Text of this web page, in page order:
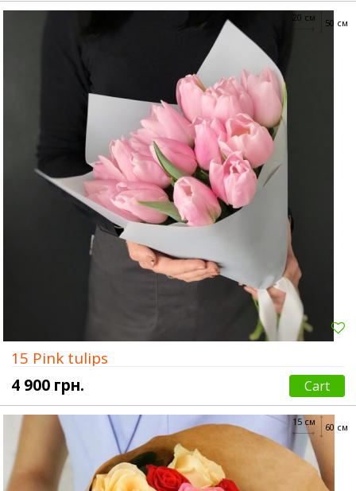
50 см
20 см
15 Pink tulips
4 900 грн.
Cart
60 см
15 см